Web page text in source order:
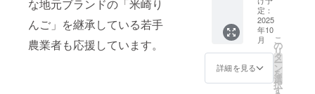
な地元ブランドの「米崎り
んご」を継承している若手
農業者も応援しています。
活用し
た限定
御香
セット
をお届
けしま
す。震
災の記
定：
2025
年10
月
詳細を見る
こ
の
リ
タ
ー
ン
を
選
択
す